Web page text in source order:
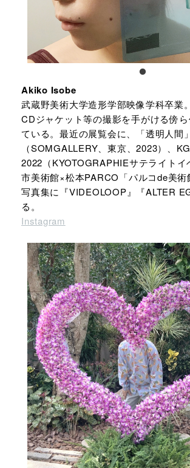
Akiko Isobe
武蔵野美術大学造形学部映像学科卒業
CDジャケット等の撮影を手がける傍
ている。最近の展覧会に、「透明人間」
（SOMGALLERY、東京、2023）、
2022（KYOTOGRAPHIEサテライトイ
市美術館×松本PARCO「パルコde美術
写真集に『VIDEOLOOP』『ALTER
る。
Instagram